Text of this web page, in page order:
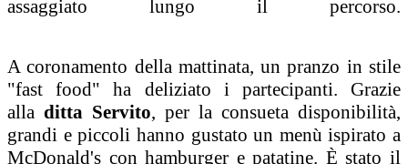
assaggiato lungo il percorso.
A coronamento della mattinata, un pranzo in stile
"fast food" ha deliziato i partecipanti. Grazie
alla ditta Servito, per la consueta disponibilità,
grandi e piccoli hanno gustato un menù ispirato a
McDonald's con hamburger e patatine. È stato il